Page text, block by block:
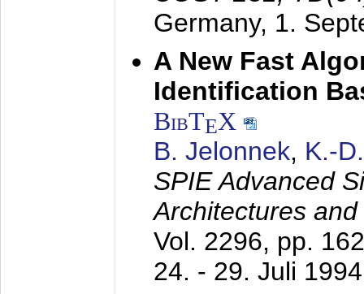
Germany, 1.
A New Fast
Identification
BibTEX
B. Jelonnek, K.-
SPIE Advanced
Architectures
Vol. 2296, pp.
24. - 29. Juli 1994